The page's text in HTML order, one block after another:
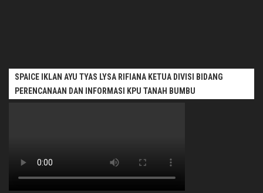
SPAICE IKLAN AYU TYAS LYSA RIFIANA KETUA DIVISI BIDANG
PERENCANAAN DAN INFORMASI KPU TANAH BUMBU